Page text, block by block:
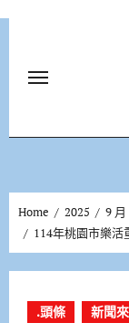
Home 2025
9 月
114年桃園市樂
.頭條 新聞